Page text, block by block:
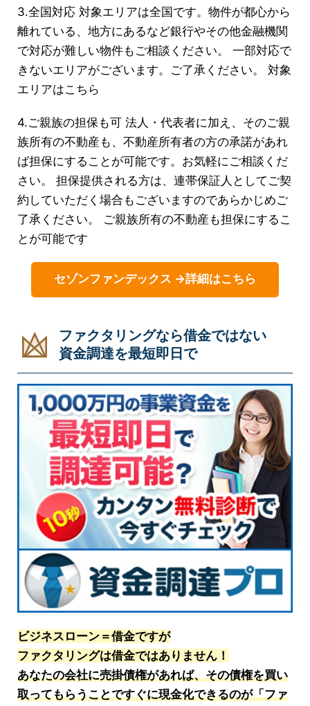
3.全国対応 対象エリアは全国です。物件が都心から
離れている、地方にあるなど銀行やその他金融機関
で対応が難しい物件もご相談ください。 一部対応で
きないエリアがございます。ご了承ください。 対象
エリアはこちら
4.ご親族の担保も可 法人・代表者に加え、そのご親
族所有の不動産も、不動産所有者の方の承諾があれ
ば担保にすることが可能です。お気軽にご相談くだ
さい。 担保提供される方は、連帯保証人としてご契
約していただく場合もございますのであらかじめご
了承ください。 ご親族所有の不動産も担保にするこ
とが可能です
セゾンファンデックス →詳細はこちら
ファクタリングなら借金ではない
資金調達を最短即日で
ビジネスローン＝借金ですが
ファクタリングは借金ではありません！
あなたの会社に売掛債権があれば、その債権を買い
取ってもらうことですぐに現金化できるのが「ファ